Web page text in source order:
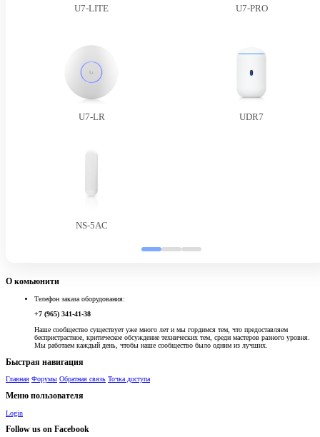
U7-LITE U7-PRO
U7-LR UDR7
NS-5AC
О комьюнити
Телефон заказа оборудования:
+7 (965) 341-41-38
Наше сообщество существует уже много лет и мы гордимся тем, что предоставляем
беспристрастное, критическое обсуждение технических тем, среди мастеров разного уровня.
Мы работаем каждый день, чтобы наше сообщество было одним из лучших.
Быстрая навигация
Главная Форумы Обратная связь Точка доступа
Меню пользователя
Login
Follow us on Facebook